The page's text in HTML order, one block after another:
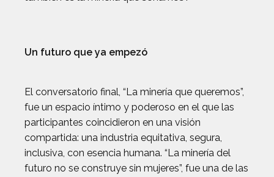
Un futuro que ya empezó
El conversatorio final, “La minería que queremos”,
fue un espacio íntimo y poderoso en el que las
participantes coincidieron en una visión
compartida: una industria equitativa, segura,
inclusiva, con esencia humana. “La minería del
futuro no se construye sin mujeres”, fue una de las